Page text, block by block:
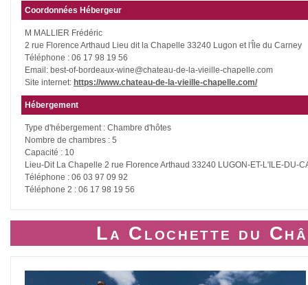
Coordonnées Hébergeur
M MALLIER Frédéric
2 rue Florence Arthaud Lieu dit la Chapelle 33240 Lugon et l'Île du Carney
Téléphone : 06 17 98 19 56
Email: best-of-bordeaux-wine@chateau-de-la-vieille-chapelle.com
Site internet: https://www.chateau-de-la-vieille-chapelle.com/
Hébergement
Type d'hébergement : Chambre d'hôtes
Nombre de chambres : 5
Capacité : 10
Lieu-Dit La Chapelle 2 rue Florence Arthaud 33240 LUGON-ET-L'ILE-DU-
Téléphone : 06 03 97 09 92
Téléphone 2 : 06 17 98 19 56
La Clochette du